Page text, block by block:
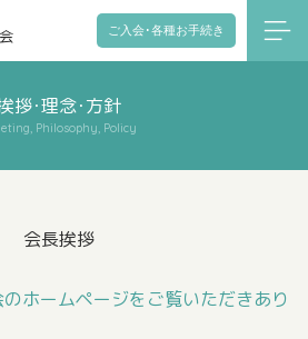
ご入会･各種お手続き
拶･理念･方針
Philosophy, Policy
会長挨拶
ホームページをご覧いただきあり